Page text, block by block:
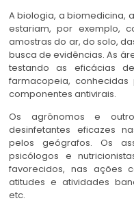
A biologia, a biomedicina,
estariam, por exemplo,
amostras do ar, do solo,
busca de evidências. As
testando as eficácias
farmacopeia,
componentes antivirais.
Os agrônomos e
desinfetantes eficazes
pelos geógrafos. Os
psicólogos e
favorecidos, nas ações
atitudes e atividades
etc.